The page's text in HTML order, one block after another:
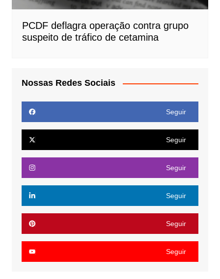
PCDF deflagra operação contra grupo
suspeito de tráfico de cetamina
Nossas Redes Sociais
Seguir
Seguir
Seguir
Seguir
Seguir
Seguir